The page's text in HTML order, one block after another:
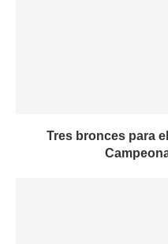
Tres bronces para